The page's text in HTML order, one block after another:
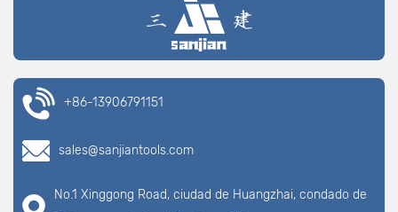
+86-13906791151
sales@sanjiantools.com
No.1 Xinggong Road, ciudad de Huangzhai, condado de